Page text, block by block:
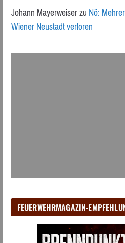
Johann MayerweiserzuNö:
Wiener Neustadt verloren
FEUERWEHRMAGAZIN-